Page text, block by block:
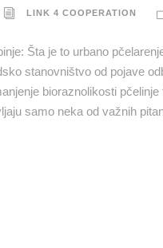
LINK 4 COOPERATION
Šta je to urbano
stanovništvo od pojave
bioraznolikosti
samo neka od važnih